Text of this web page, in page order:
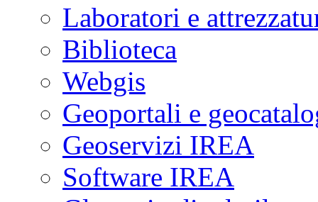
Laboratori e
Biblioteca
Webgis
Geoportali e
Geoservizi IREA
Software IREA